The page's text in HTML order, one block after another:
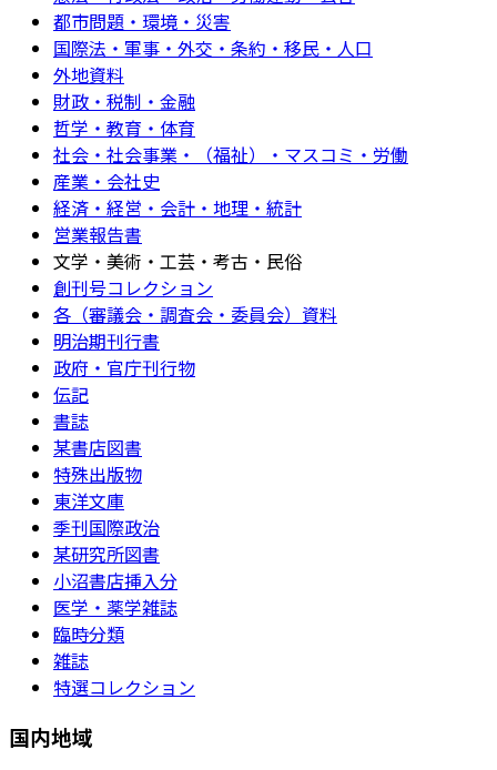
都市問題・環境・災害
国際法・軍事・外交・条約・移民・人口
外地資料
財政・税制・金融
哲学・教育・体育
社会・社会事業・（福祉）・マスコミ・労働
産業・会社史
経済・経営・会計・地理・統計
営業報告書
文学・美術・工芸・考古・民俗
創刊号コレクション
各（審議会・調査会・委員会）資料
明治期刊行書
政府・官庁刊行物
伝記
書誌
某書店図書
特殊出版物
東洋文庫
季刊国際政治
某研究所図書
小沼書店挿入分
医学・薬学雑誌
臨時分類
雑誌
特選コレクション
国内地域